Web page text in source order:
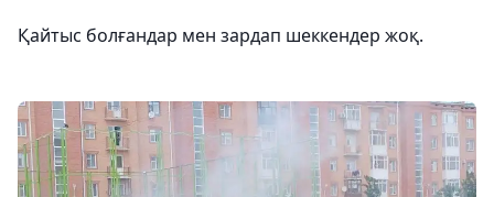
Қайтыс болғандар мен зардап шеккендер жоқ.